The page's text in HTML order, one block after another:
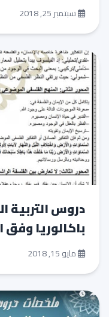
سبتمبر 25, 2018
دروس التربية
باكالوريا وفق
مايو 15, 2018